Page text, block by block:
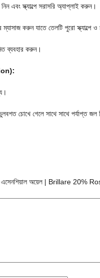
এবং স্ক্যাল্পে সরাসরি অ্যাপ্লাই করুন।
করুন যাতে তেলটি পুরো স্ক্যাল্পে ও
ব্যবহার করুন।
চোখে গেলে সাথে সাথে পর্যাপ্ত জল
এসেনশিয়াল অয়েল | Brillare